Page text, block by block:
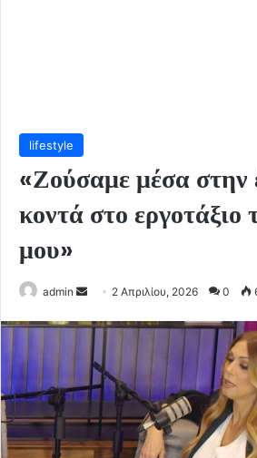
lifestyle
«Ζούσαμε μέσα στην
κοντά στο εργοτάξιο
μου»
admin
Send
email
2 Απριλίου, 2026 0